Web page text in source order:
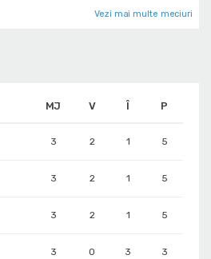
Vezi mai multe meciuri
MJ V Î P
3 2 1 5
3 2 1 5
3 2 1 5
3 0 3 3